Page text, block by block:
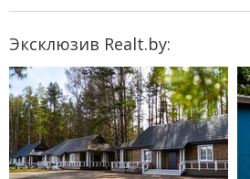
Эксклюзив Realt.by: